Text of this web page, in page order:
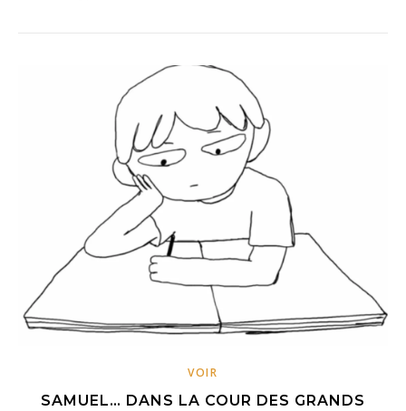
VOIR
SAMUEL… DANS LA COUR DES GRANDS